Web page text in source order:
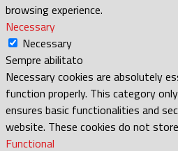
browsing experience.
Necessary
Necessary
Sempre abilitato
Necessary cookies are absolutely
function properly. This category
ensures basic functionalities and
website. These cookies do not
Functional